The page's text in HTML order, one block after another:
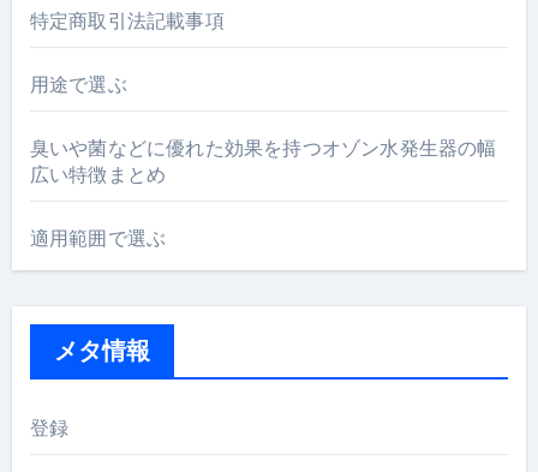
特定商取引法記載事項
用途で選ぶ
臭いや菌などに優れた効果を持つオゾン水発生器の幅
広い特徴まとめ
適用範囲で選ぶ
メタ情報
登録